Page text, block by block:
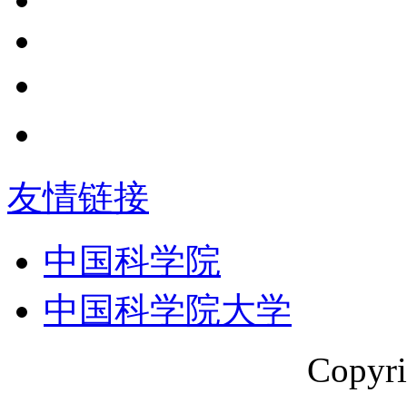
友情链接
中国科学院
中国科学院大学